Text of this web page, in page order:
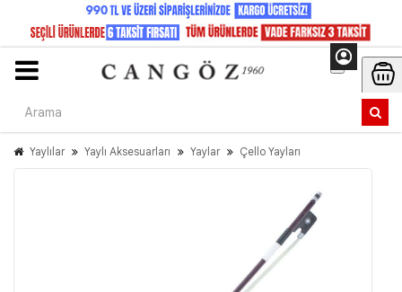
Yaylılar Yaylı Aksesuarları Yaylar Çello Yayları